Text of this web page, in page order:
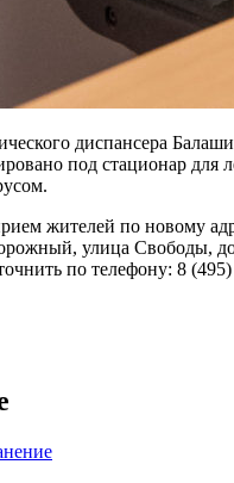
диспансера
под стационар для
жителей по новому
улица Свободы,
по телефону: 8 (495)